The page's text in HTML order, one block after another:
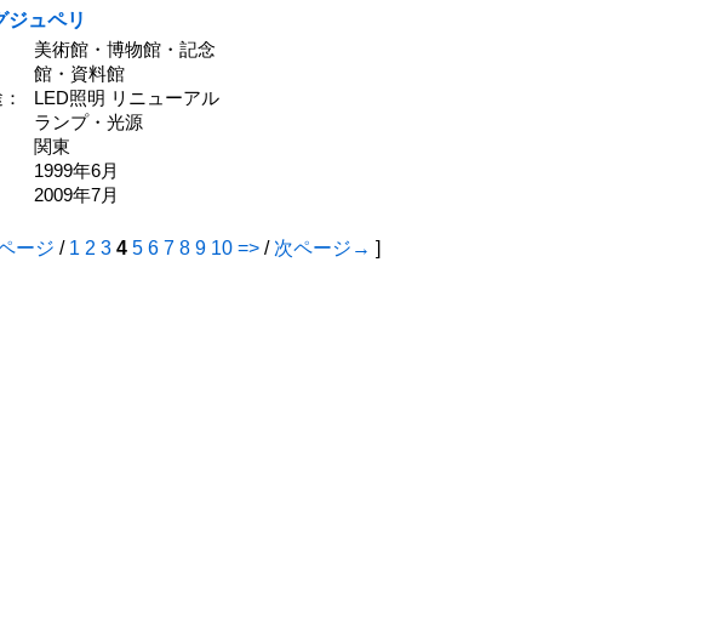
ジュペリ
美術館・博物館・記念
館・資料館
LED照明 リニューアル
ランプ・光源
関東
1999年6月
2009年7月
ージ / 1 2 3 4 5 6 7 8 9 10 =>/ 次ページ→ ]